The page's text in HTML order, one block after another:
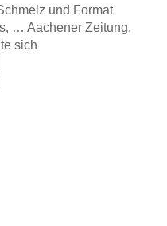
und Format
… Aachener Zeitung,
sich